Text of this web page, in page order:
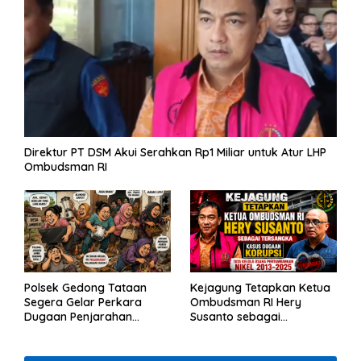
Direktur PT DSM Akui Serahkan Rp1 Miliar untuk Atur LHP
Ombudsman RI
Polsek Gedong Tataan
Segera Gelar Perkara
Dugaan Penjarahan
Kejagung Tetapkan Ketua
Ombudsman RI Hery
Susanto sebagai